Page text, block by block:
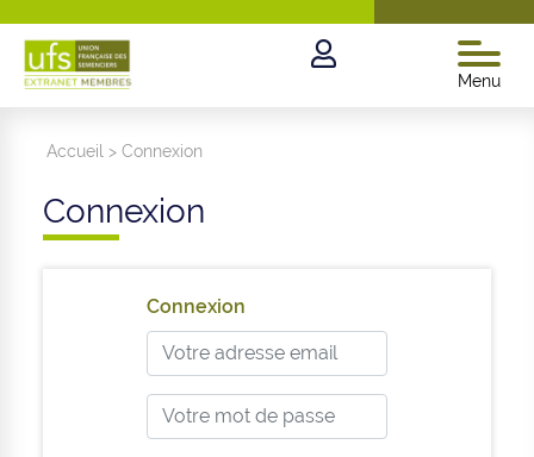
Menu
Accueil >Connexion
Connexion
Connexion